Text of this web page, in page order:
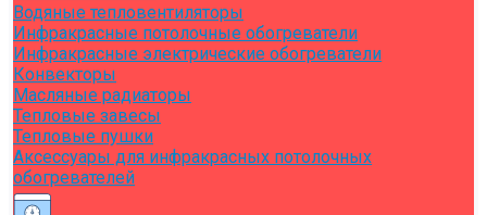
Водяные тепловентиляторы
Инфракрасные потолочные обогреватели
Инфракрасные электрические обогреватели
Конвекторы
Масляные радиаторы
Тепловые завесы
Тепловые пушки
Аксессуары для инфракрасных потолочных
обогревателей